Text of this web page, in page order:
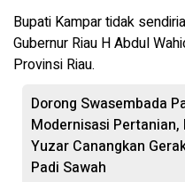
Bupati Kampar tidak
Gubernur Riau H Abdul
Provinsi Riau.
Dorong Swasembada
Modernisasi Pertanian,
Yuzar Canangkan
Padi Sawah